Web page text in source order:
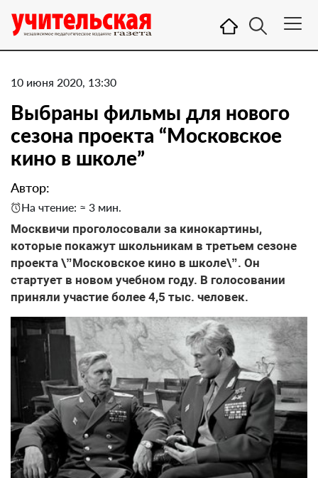
10 июня 2020, 13:30
Выбраны фильмы для нового
сезона проекта “Московское
кино в школе”
Автор:
На чтение: ≈ 3 мин.
Москвичи проголосовали за кинокартины,
которые покажут школьникам в третьем сезоне
проекта \”Московское кино в школе\”. Он
стартует в новом учебном году. В голосовании
приняли участие более 4,5 тыс. человек.